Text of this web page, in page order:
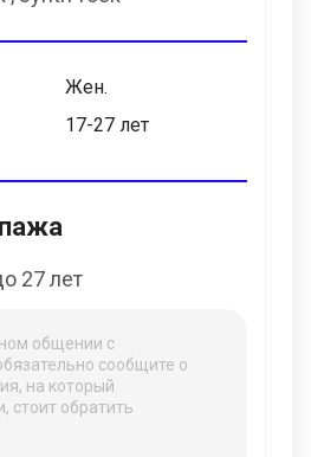
Жен.
17-27 лет
27 лет
общении с
сообщите о
на который
стоит обратить